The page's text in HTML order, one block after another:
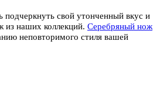
подчеркнуть свой утонченный вкус и
из наших коллекций. Серебряный нож
неповторимого стиля вашей